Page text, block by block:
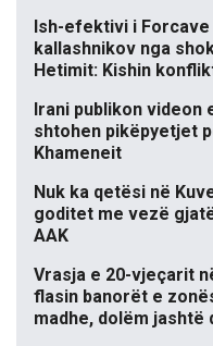
Ish-efektivi i
kallashnikov nga
Hetimit: Kishin
Irani publikon
shtohen pikëpyetjet
Khameneit
Nuk ka qetësi në
goditet me vezë
AAK
Vrasja e 20-vjeçarit
flasin banorët e
madhe, dolëm jashtë